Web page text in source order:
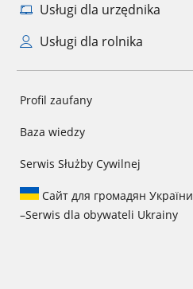
Usługi dla urzędnika
Usługi dla rolnika
Profil zaufany
Baza wiedzy
Serwis Służby Cywilnej
Сайт для громадян України
–Serwis dla obywateli Ukrainy